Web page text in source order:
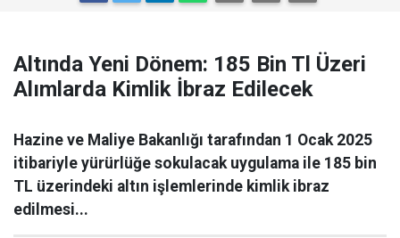
Altında Yeni Dönem: 185 Bin Tl Üzeri
Alımlarda Kimlik İbraz Edilecek
Hazine ve Maliye Bakanlığı tarafından 1 Ocak 2025
itibariyle yürürlüğe sokulacak uygulama ile 185 bin
TL üzerindeki altın işlemlerinde kimlik ibraz
edilmesi...